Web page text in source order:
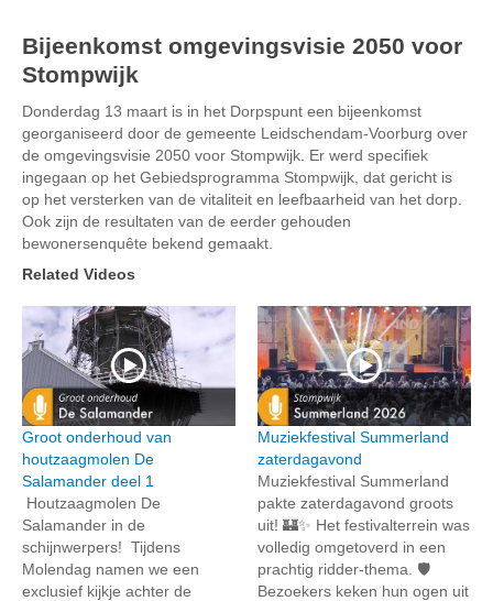
Bijeenkomst omgevingsvisie 2050 voor
Stompwijk
Donderdag 13 maart is in het Dorpspunt een bijeenkomst
georganiseerd door de gemeente Leidschendam-Voorburg over
de omgevingsvisie 2050 voor Stompwijk. Er werd specifiek
ingegaan op het Gebiedsprogramma Stompwijk, dat gericht is
op het versterken van de vitaliteit en leefbaarheid van het dorp.
Ook zijn de resultaten van de eerder gehouden
bewonersenquête bekend gemaakt.
Related Videos
Groot onderhoud van
houtzaagmolen De
Salamander deel 1
Houtzaagmolen De
Salamander in de
schijnwerpers! Tijdens
Molendag namen we een
exclusief kijkje achter de
Muziekfestival Summerland
zaterdagavond
Muziekfestival Summerland
pakte zaterdagavond groots
uit! 🏰✨ Het festivalterrein was
volledig omgetoverd in een
prachtig ridder-thema. 🛡️
Bezoekers keken hun ogen uit